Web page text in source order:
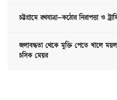
চট্টগ্রামে রথযাত্রা—কঠোর নিরাপত্তা ও
জলাবদ্ধতা থেকে মুক্তি পেতে খালে
চসিক মেয়র